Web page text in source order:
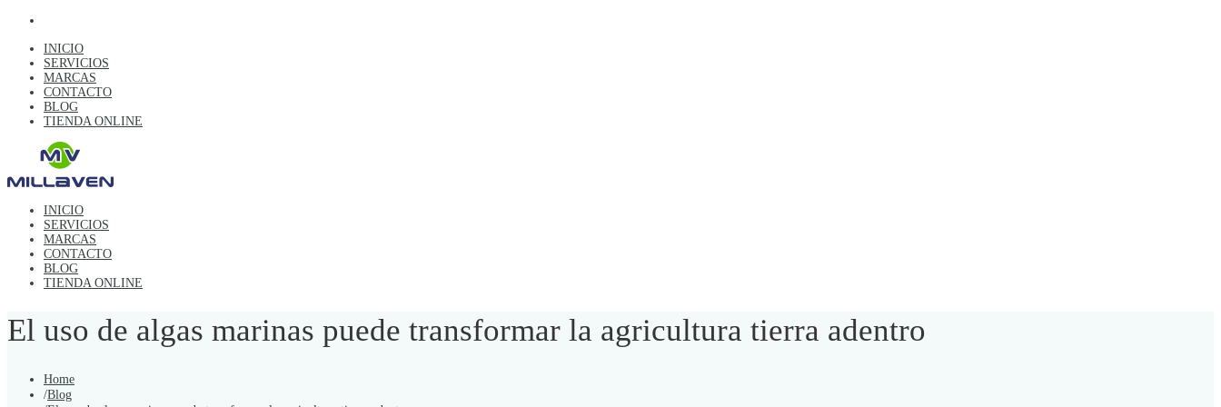
INICIO
SERVICIOS
MARCAS
CONTACTO
BLOG
TIENDA ONLINE
INICIO
SERVICIOS
MARCAS
CONTACTO
BLOG
TIENDA ONLINE
El uso de algas marinas puede transformar la agricultura tierra adentro
Home
/Blog